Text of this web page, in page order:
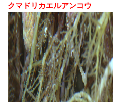
クマドリカエルアンコウ